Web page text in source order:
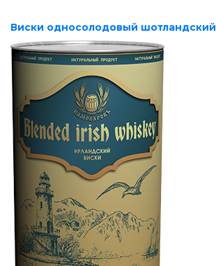
Виски односолодовый шотландский